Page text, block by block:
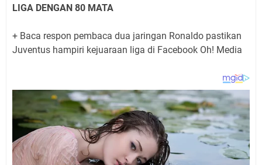
LIGA DENGAN 80 MATA
+ Baca respon pembaca dua jaringan Ronaldo pastikan
Juventus hampiri kejuaraan liga di Facebook Oh! Media